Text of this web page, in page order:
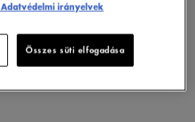
Adatvédelmi irányelvek
Összes süti elfogadása